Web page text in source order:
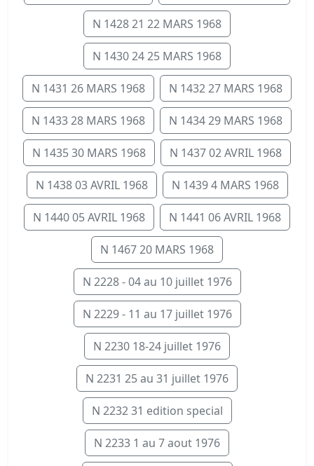
N 1428 21 22 MARS 1968
N 1430 24 25 MARS 1968
N 1431 26 MARS 1968 N 1432 27 MARS 1968
N 1433 28 MARS 1968 N 1434 29 MARS 1968
N 1435 30 MARS 1968 N 1437 02 AVRIL 1968
N 1438 03 AVRIL 1968 N 1439 4 MARS 1968
N 1440 05 AVRIL 1968 N 1441 06 AVRIL 1968
N 1467 20 MARS 1968
N 2228 - 04 au 10 juillet 1976
N 2229 - 11 au 17 juillet 1976
N 2230 18-24 juillet 1976
N 2231 25 au 31 juillet 1976
N 2232 31 edition special
N 2233 1 au 7 aout 1976